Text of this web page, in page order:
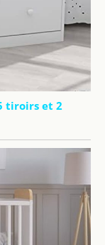
tiroirs et 2